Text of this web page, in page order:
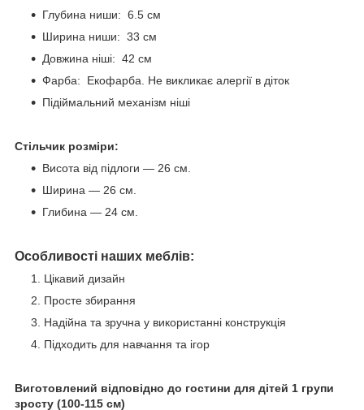
Глубина ниши: 6.5 см
Ширина ниши: 33 см
Довжина ніші: 42 см
Фарба: Екофарба. Не викликає алергії в діток
Підіймальний механізм ніші
Стільчик розміри:
Висота від підлоги — 26 см.
Ширина — 26 см.
Глибина — 24 см.
Особливості наших меблів:
Цікавий дизайн
Просте збирання
Надійна та зручна у використанні конструкція
Підходить для навчання та ігор
Виготовлений відповідно до гостини для дітей 1 групи
зросту (100-115 см)